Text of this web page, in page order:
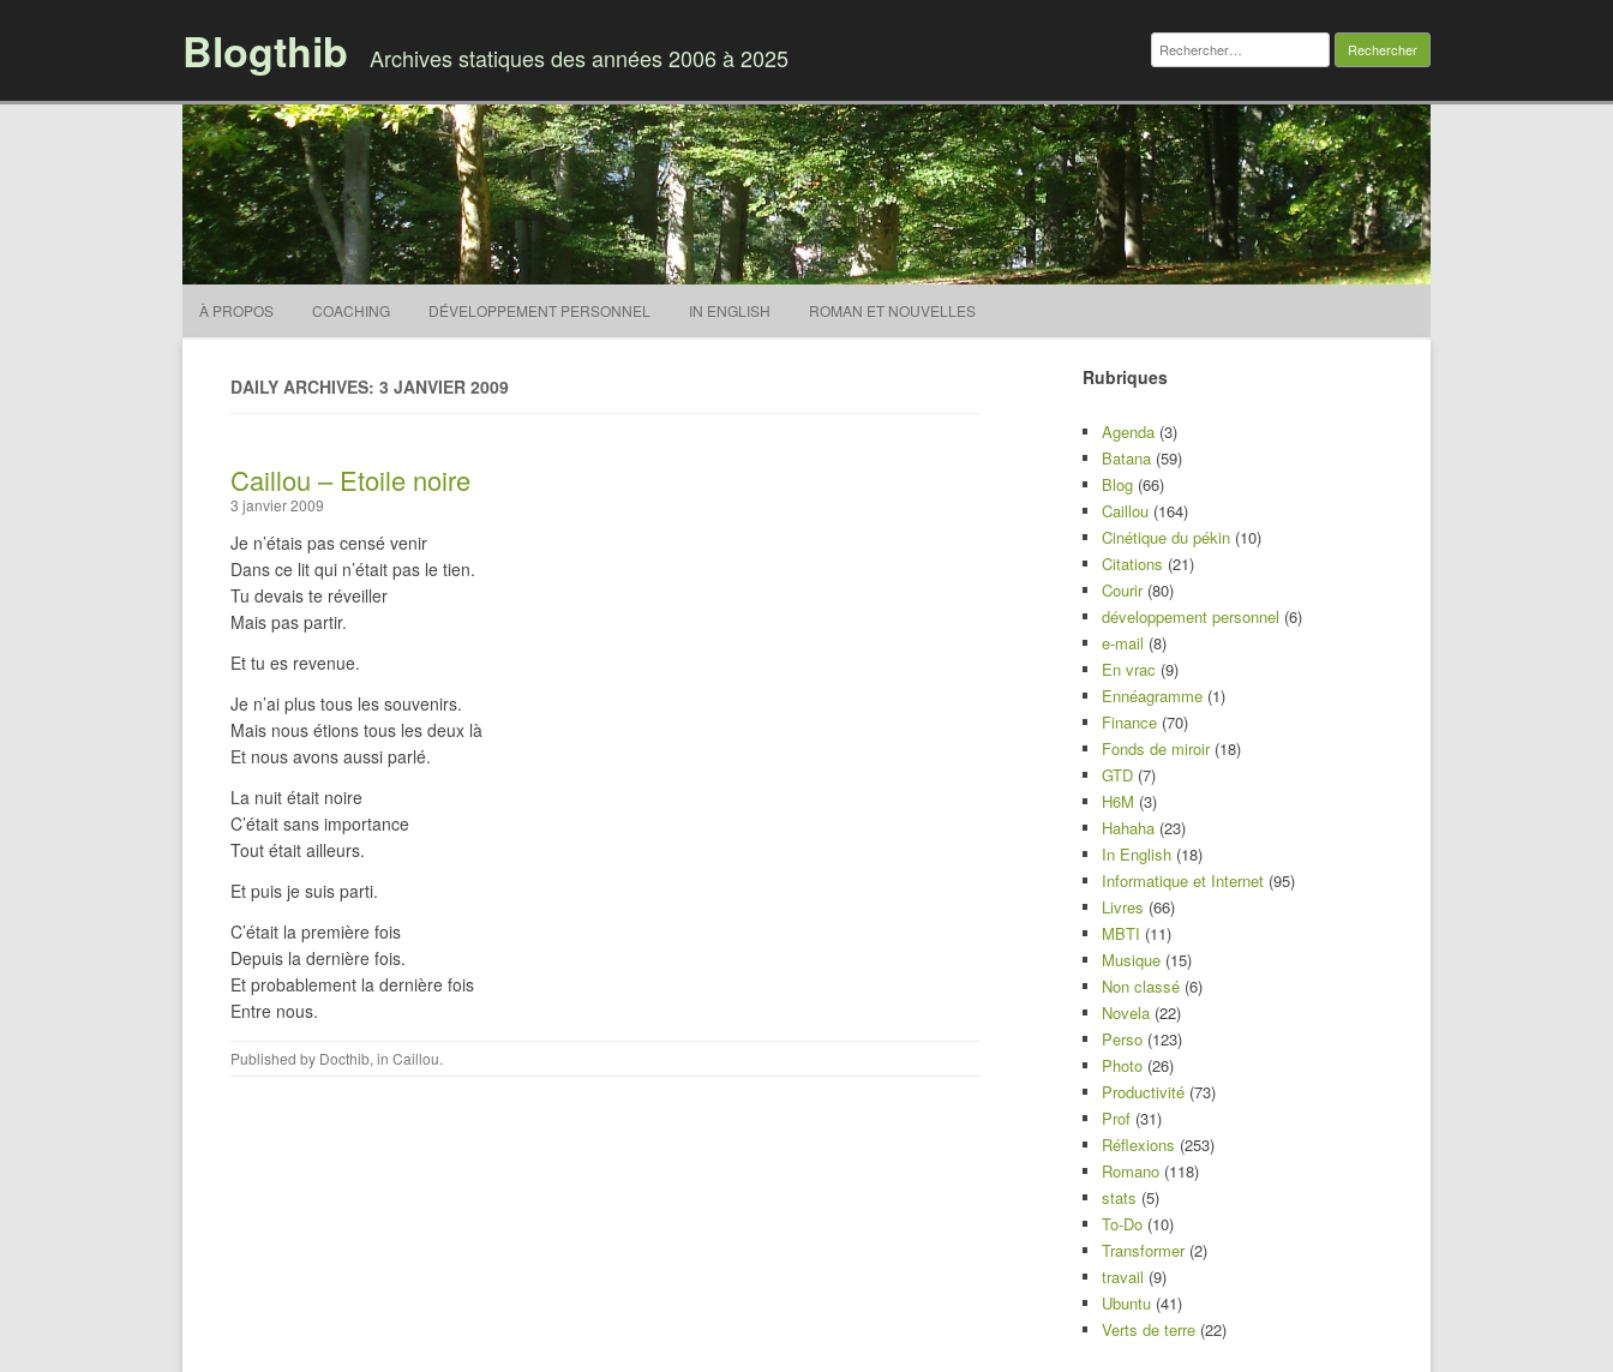
Blogthib Archives statiques des années 2006 à 2025
Rechercher :
À PROPOS COACHING DÉVELOPPEMENT PERSONNEL IN ENGLISH ROMAN ET NOUVELLES
DAILY ARCHIVES: 3 JANVIER 2009
Caillou – Etoile noire
3 janvier 2009
Je n’étais pas censé venir
Dans ce lit qui n’était pas le tien.
Tu devais te réveiller
Mais pas partir.
Et tu es revenue.
Je n’ai plus tous les souvenirs.
Mais nous étions tous les deux là
Et nous avons aussi parlé.
La nuit était noire
C’était sans importance
Tout était ailleurs.
Et puis je suis parti.
C’était la première fois
Depuis la dernière fois.
Et probablement la dernière fois
Entre nous.
Published by Docthib, in Caillou.
Rubriques
Agenda (3)
Batana (59)
Blog (66)
Caillou (164)
Cinétique du pékin (10)
Citations (21)
Courir(80)
développement personnel (6)
e-mail (8)
En vrac (9)
Ennéagramme (1)
Finance (70)
Fonds de miroir(18)
GTD (7)
H6M (3)
Hahaha (23)
In English (18)
Informatique et Internet (95)
Livres (66)
MBTI (11)
Musique (15)
Non classé (6)
Novela (22)
Perso (123)
Photo (26)
Productivité (73)
Prof (31)
Réflexions (253)
Romano (118)
stats (5)
To-Do (10)
Transformer(2)
travail (9)
Ubuntu (41)
Verts de terre (22)